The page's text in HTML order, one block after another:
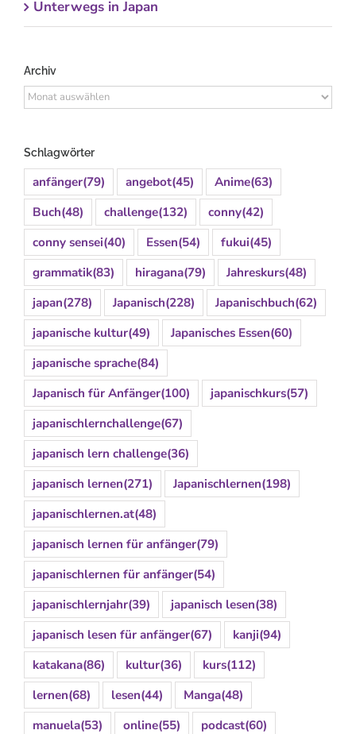
Unterwegs in Japan
Archiv
Archiv
Schlagwörter
anfänger(79) angebot(45) Anime(63)
Buch(48) challenge(132) conny(42)
conny sensei(40) Essen(54) fukui(45)
grammatik(83) hiragana(79) Jahreskurs(48)
japan(278) Japanisch(228) Japanischbuch(62)
japanische kultur(49) Japanisches Essen(60)
japanische sprache(84)
Japanisch für Anfänger(100) japanischkurs(57)
japanischlernchallenge(67)
japanisch lern challenge(36)
japanisch lernen(271) Japanischlernen(198)
japanischlernen.at(48)
japanisch lernen für anfänger(79)
japanischlernen für anfänger(54)
japanischlernjahr(39) japanisch lesen(38)
japanisch lesen für anfänger(67) kanji(94)
katakana(86) kultur(36) kurs(112)
lernen(68) lesen(44) Manga(48)
manuela(53) online(55) podcast(60)